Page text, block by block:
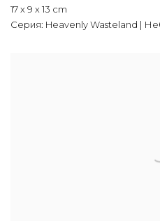
17 х 9 х 13 cm
Серия: Heavenly Wasteland |